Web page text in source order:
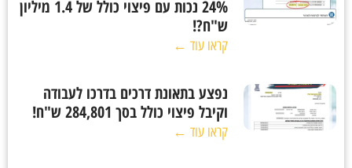
24% נכות עם פיצוי כולל של 1.4 מיליון
ש"ח?!
קראו עוד ←
נפצע בתאונת דרכים בדרכו לעבודה
וקיבל פיצוי כולל בסך 284,801 ש"ח!
קראו עוד ←